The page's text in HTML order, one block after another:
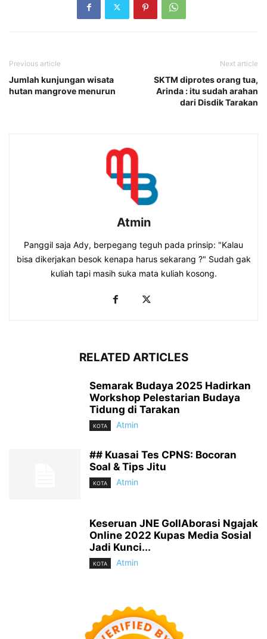
Previous article
Jumlah kunjungan wisata
hutan mangrove menurun
Next article
SKTM diprotes orang tua,
Arinda : itu sudah arahan
dari Disdik Tarakan
Atmin
Panggil saja Ady, berpegang teguh pada prinsip: "Kalau
bisa dikerjakan besok kenapa harus sekarang ?" Sudah gak
kuliah tapi masih suka mata kuliah kosong.
RELATED ARTICLES
Semarak Budaya 2025 Hadirkan
Workshop Pelestarian Budaya
Tidung di Tarakan
KOTA Atmin
## Kuasai Tes CPNS: Bocoran
Soal & Tips Jitu
KOTA Atmin
Keseruan JNE GollAborasi Ngajak
Online 2022 Kupas Media Sosial
Jadi Kunci...
KOTA Atmin